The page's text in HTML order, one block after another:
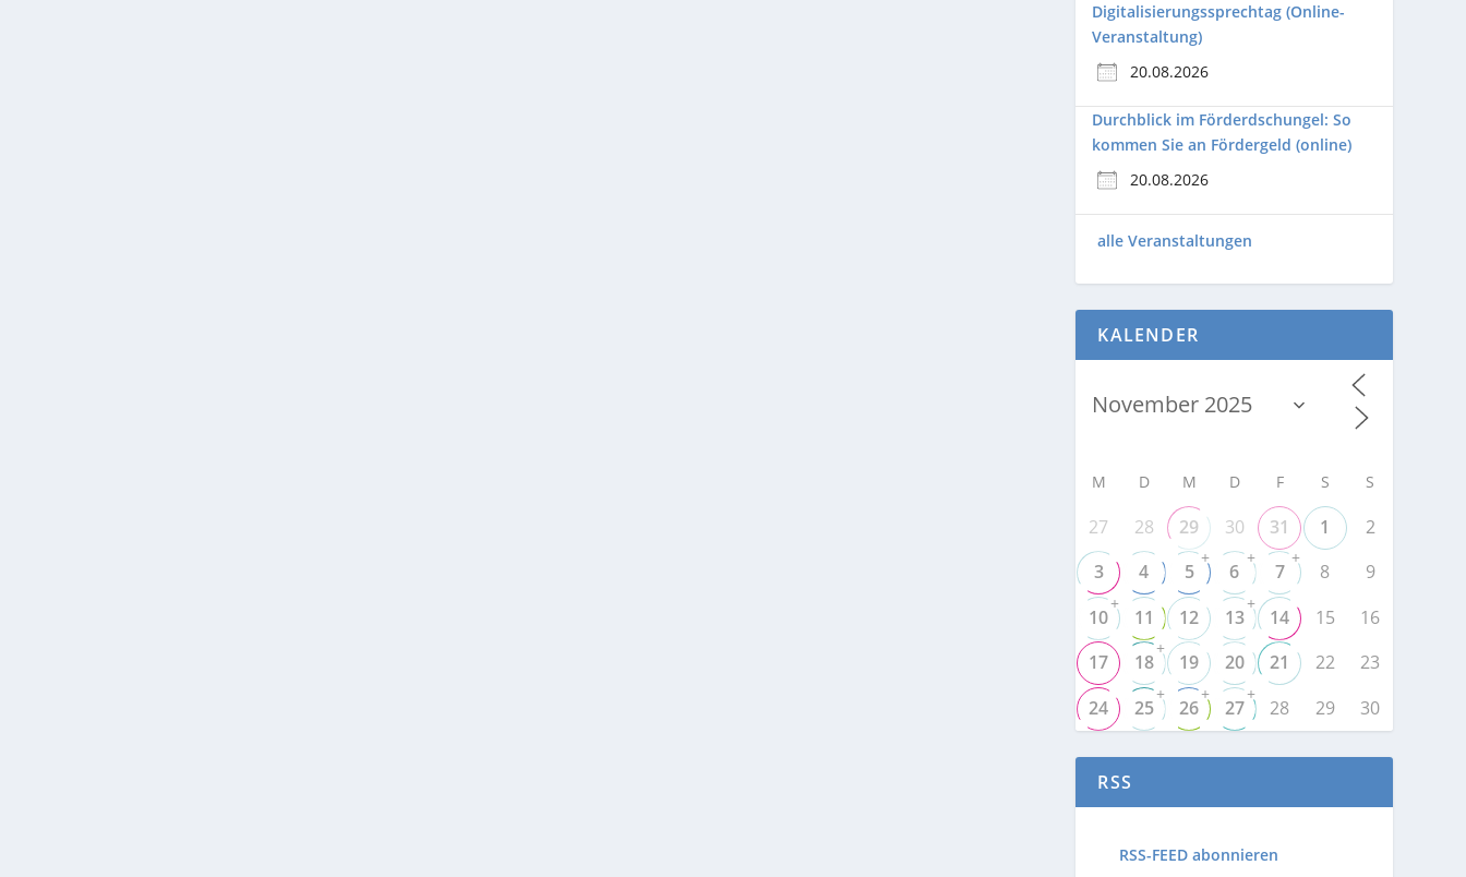
Digitalisierungssprechtag (Online-
Veranstaltung)
20.08.2026
Durchblick im Förderdschungel: So
kommen Sie an Fördergeld (online)
20.08.2026
alle Veranstaltungen
KALENDER
M D M D F S S
27 28 29 30 31 1
2
3
4 5
+
6
+
7
+
8
9
10
+
11 12 13
+
14 15
16
17
18
+
19 20 21 22
23
24
25
+
26
+
27
+
28 29 30
RSS
RSS-FEED abonnieren